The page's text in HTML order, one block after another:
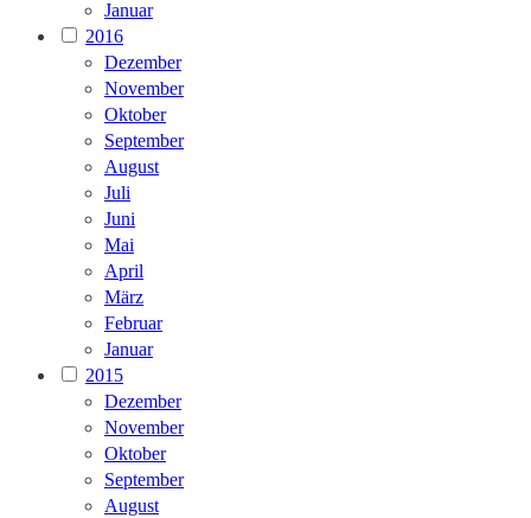
Januar
2016
Dezember
November
Oktober
September
August
Juli
Juni
Mai
April
März
Februar
Januar
2015
Dezember
November
Oktober
September
August